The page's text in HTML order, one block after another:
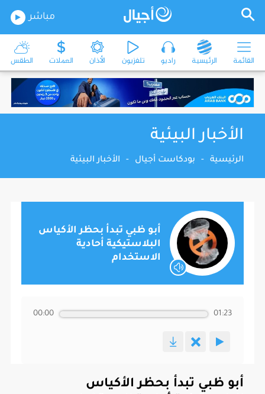
مباشر
القائمة الرئيسية راديو تلفزيون الأذان العملات الطقس
الأخبار البيئية
الرئيسية - بودكاست أجيال - الأخبار البيئية
أبو ظبي تبدأ بحظر الأكياس
البلاستيكية أحادية
الاستخدام
00:00 01:23
أبو ظبي تبدأ بحظر الأكياس